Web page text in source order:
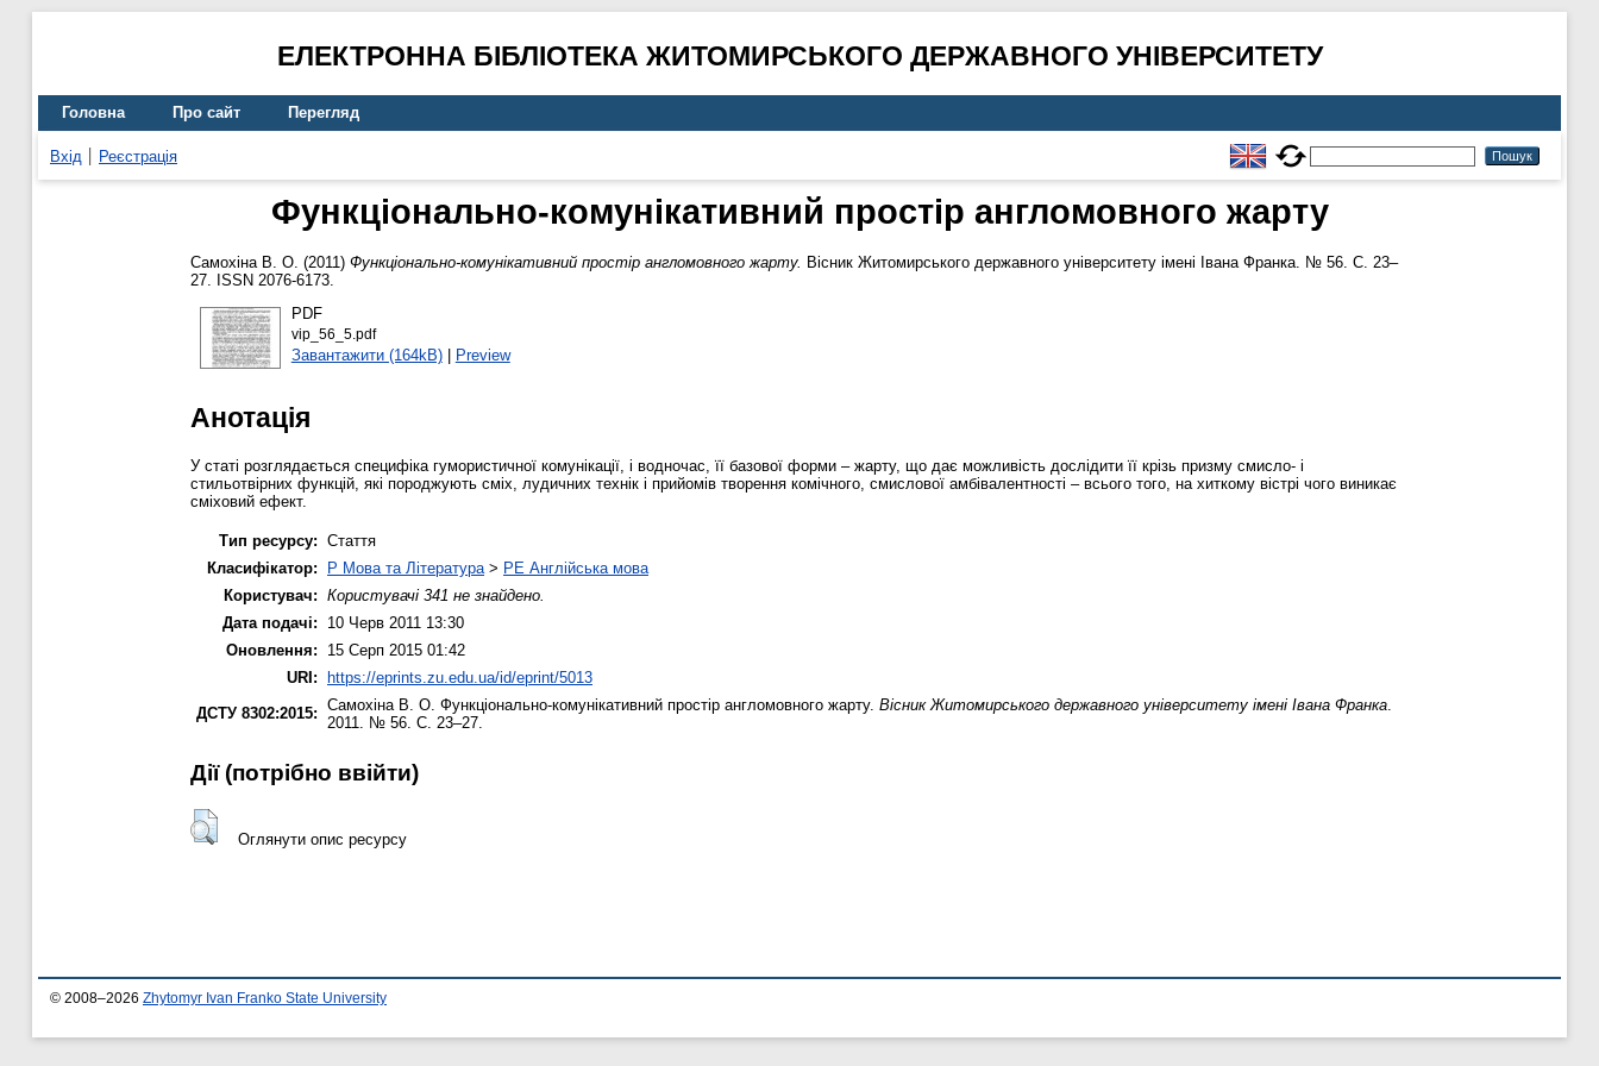
ЕЛЕКТРОННА БІБЛІОТЕКА ЖИТОМИРСЬКОГО ДЕРЖАВНОГО УНІВЕРСИТЕТУ
Головна Про сайт Перегляд
Вхід Реєстрація
Функціонально-комунікативний простір англомовного жарту
Самохіна В. О. (2011) Функціонально-комунікативний простір англомовного жарту. Вісник Житомирського державного університету імені Івана Франка. № 56. С. 23–
27. ISSN 2076-6173.
PDF
vip_56_5.pdf
Завантажити (164kB)| Preview
Анотація
У статі розглядається специфіка гумористичної комунікації, і водночас, її базової форми – жарту, що дає можливість дослідити її крізь призму смисло- і
стильотвірних функцій, які породжують сміх, лудичних технік і прийомів творення комічного, смислової амбівалентності – всього того, на хиткому вістрі чого виникає
сміховий ефект.
Тип ресурсу: Стаття
Класифікатор:
P Мова та Література > PE Англійська мова
Користувач: Користувачі 341 не знайдено.
Дата подачі:
10 Черв 2011 13:30
Оновлення:
15 Серп 2015 01:42
URI: https://eprints.zu.edu.ua/id/eprint/5013
ДСТУ 8302:2015: Самохіна В. О. Функціонально-комунікативний простір англомовного жарту. Вісник Житомирського державного університету імені Івана Франка
2011. № 56. С. 23–27.
Дії ​​(потрібно ввійти)
Оглянути опис ресурсу
© 2008–2026 Zhytomyr Ivan Franko State University